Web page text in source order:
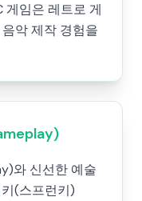
게임은 레트로 게
악 제작 경험을
와 신선한 예술
(스프런키)